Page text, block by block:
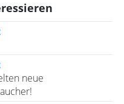
neue